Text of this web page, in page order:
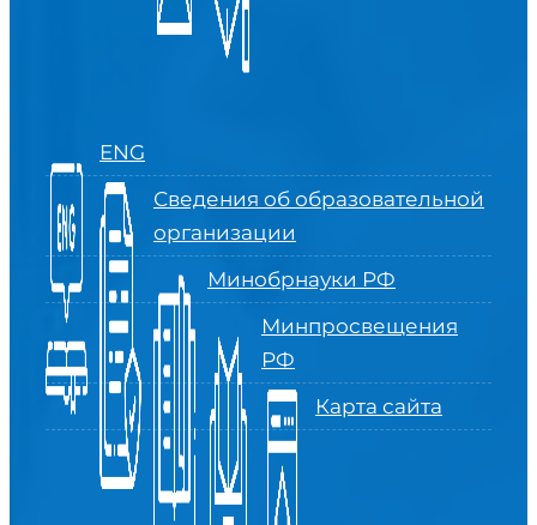
ENG
Сведения об образовательной
организации
Минобрнауки РФ
Минпросвещения
РФ
Карта сайта